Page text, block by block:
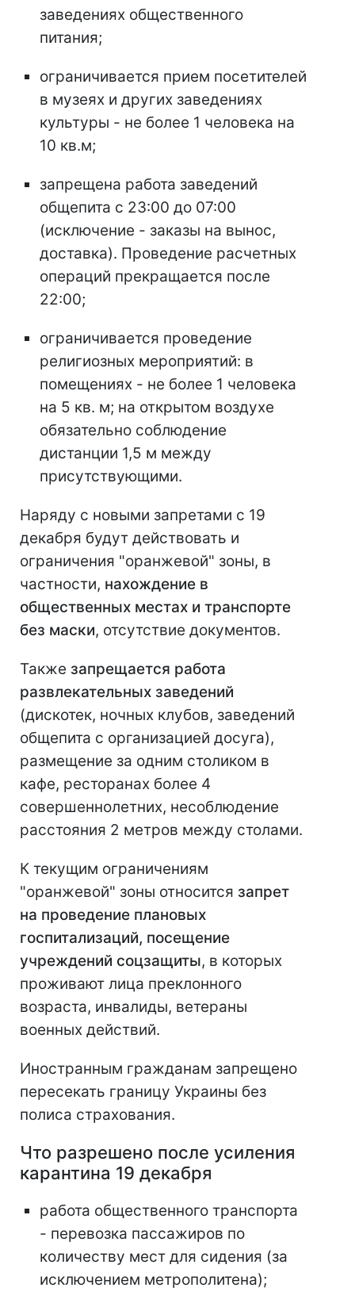
заведениях общественного
питания;
ограничивается прием посетителей
в музеях и других заведениях
культуры - не более 1 человека на
10 кв.м;
запрещена работа заведений
общепита с 23:00 до 07:00
(исключение - заказы на вынос,
доставка). Проведение расчетных
операций прекращается после
22:00;
ограничивается проведение
религиозных мероприятий: в
помещениях - не более 1 человека
на 5 кв. м; на открытом воздухе
обязательно соблюдение
дистанции 1,5 м между
присутствующими.
Наряду с новыми запретами с 19
декабря будут действовать и
ограничения "оранжевой" зоны, в
частности, нахождение в
общественных местах и транспорте
без маски, отсутствие документов.
Также запрещается работа
развлекательных заведений
(дискотек, ночных клубов, заведений
общепита с организацией досуга),
размещение за одним столиком в
кафе, ресторанах более 4
совершеннолетних, несоблюдение
расстояния 2 метров между столами.
К текущим ограничениям
"оранжевой" зоны относится запрет
на проведение плановых
госпитализаций, посещение
учреждений соцзащиты, в которых
проживают лица преклонного
возраста, инвалиды, ветераны
военных действий.
Иностранным гражданам запрещено
пересекать границу Украины без
полиса страхования.
Что разрешено после усиления
карантина 19 декабря
работа общественного транспорта
- перевозка пассажиров по
количеству мест для сидения (за
исключением метрополитена);